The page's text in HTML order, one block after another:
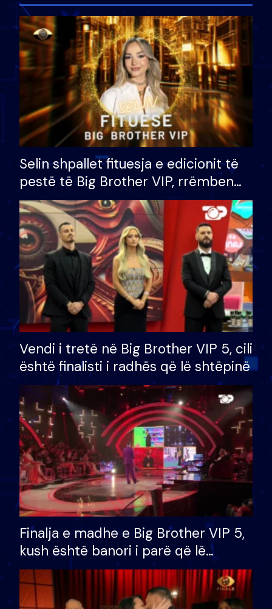
Selin shpallet fituesja e edicionit të
pestë të Big Brother VIP, rrëmben
çmimin e madh prej 100 mijë eurosh
Vendi i tretë në Big Brother VIP 5, cili
është finalisti i radhës që lë shtëpinë
Finalja e madhe e Big Brother VIP 5,
kush është banori i parë që lë
shtëpinë dhe humb mundësinë për
të fituar çmimin e madh